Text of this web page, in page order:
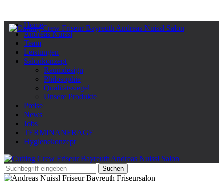
Home
Andreas Nuissl
Team
Leistungen
Salonkonzept
Raumdesign
Philosophie
Qualitätssiegel
Unsere Produkte
Preise
News
Jobs
TERMINANFRAGE
Hygienekonzept